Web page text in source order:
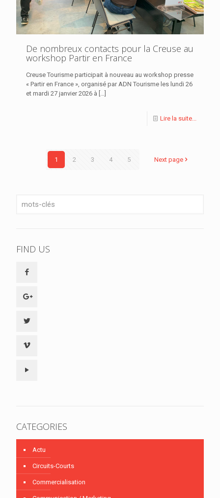
De nombreux contacts pour la Creuse au
workshop Partir en France
Creuse Tourisme participait à nouveau au workshop presse
« Partir en France », organisé par ADN Tourisme les lundi 26
et mardi 27 janvier 2026 à […]
Lire la suite...
1 2 3 4 5 Next page
FIND US
CATEGORIES
Actu
Circuits-Courts
Commercialisation